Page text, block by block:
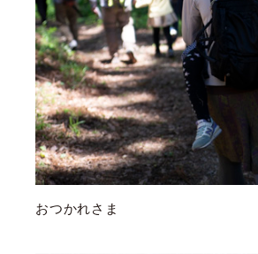
おつかれさま